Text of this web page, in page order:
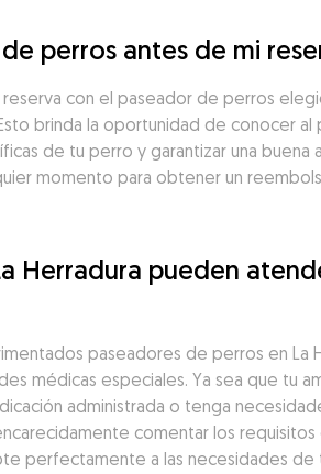
perros antes de mi
reserva con el paseador de perros
brinda la oportunidad de conocer
de tu perro y garantizar una
momento para obtener un
Herradura pueden
paseadores de perros en La
médicas especiales. Ya sea que tu
administrada o tenga
comentar los
perfectamente a las necesidades de